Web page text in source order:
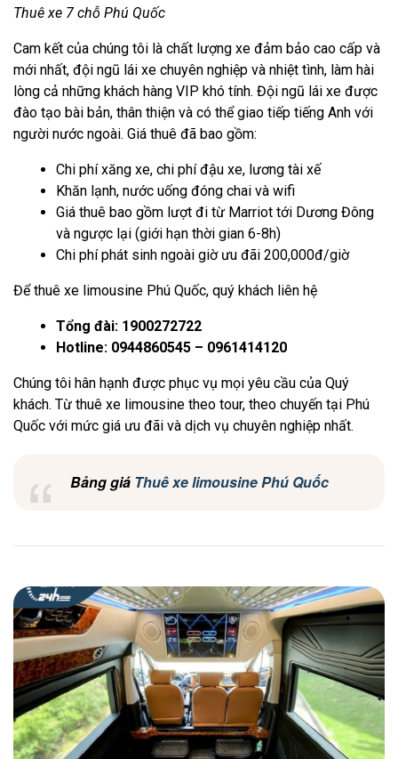
Thuê xe 7 chỗ Phú Quốc
Cam kết của chúng tôi là chất lượng xe đảm bảo cao cấp và
mới nhất, đội ngũ lái xe chuyên nghiệp và nhiệt tình, làm hài
lòng cả những khách hàng VIP khó tính. Đội ngũ lái xe được
đào tạo bài bản, thân thiện và có thể giao tiếp tiếng Anh với
người nước ngoài. Giá thuê đã bao gồm:
Chi phí xăng xe, chi phí đậu xe, lương tài xế
Khăn lạnh, nước uống đóng chai và wifi
Giá thuê bao gồm lượt đi từ Marriot tới Dương Đông
và ngược lại (giới hạn thời gian 6-8h)
Chi phí phát sinh ngoài giờ ưu đãi 200,000đ/giờ
Để thuê xe limousine Phú Quốc, quý khách liên hệ
Tổng đài: 1900272722
Hotline: 0944860545 – 0961414120
Chúng tôi hân hạnh được phục vụ mọi yêu cầu của Quý
khách. Từ thuê xe limousine theo tour, theo chuyến tại Phú
Quốc với mức giá ưu đãi và dịch vụ chuyên nghiệp nhất.
Bảng giá Thuê xe limousine Phú Quốc